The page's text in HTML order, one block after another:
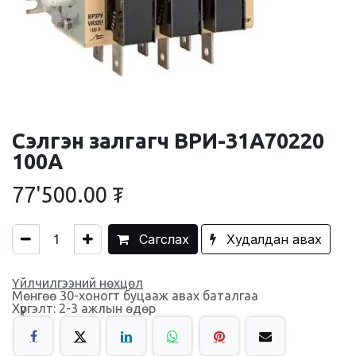
Сэлгэн залгагч ВРИ-31А70220
100А
77'500.00 ₮
Сагслах Худалдан авах
Үйлчилгээний нөхцөл
Мөнгөө 30-хоногт буцааж авах баталгаа
Хүргэлт: 2-3 ажлын өдөр